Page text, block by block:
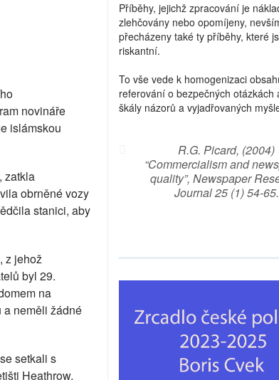
novináře
islámskou
zatkla
obrněné vozy
stanici, aby
z jehož
byl 29.
na
a neměli žádné
setkali s
Heathrow,
Příběhy, jejichž zpracování je
zlehčovány nebo opomíjeny,
přecházeny také ty příběhy, které
riskantní.
To vše vede k homogenizaci
referování o bezpečných otázkách
škály názorů a vyjadřovaných
R.G. Picard, (2004)
“Commercialism and
quality”, Newspaper
Journal 25 (1) 54-65.